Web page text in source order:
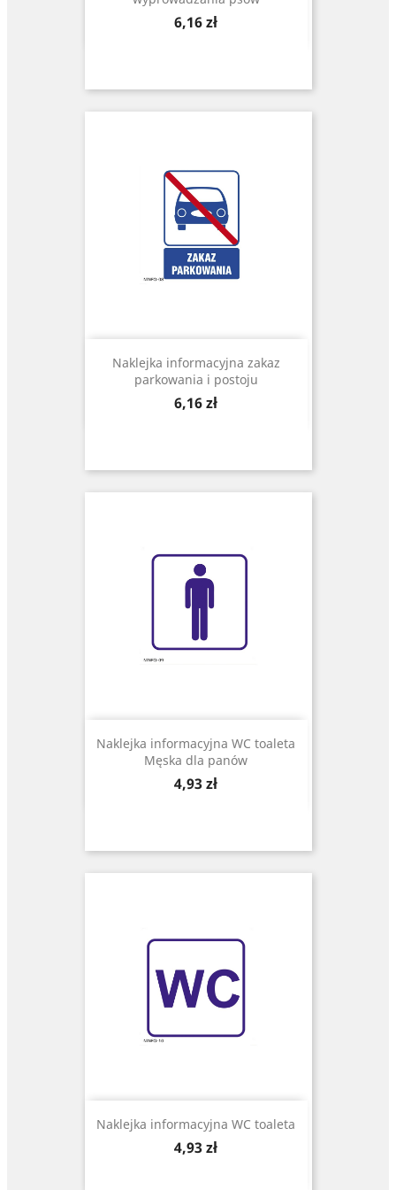
Cena
6,16 zł
Naklejka informacyjna zakaz
parkowania i postoju
Cena
6,16 zł
Naklejka informacyjna WC toaleta
Męska dla panów
Cena
4,93 zł
Naklejka informacyjna WC toaleta
Cena
4,93 zł